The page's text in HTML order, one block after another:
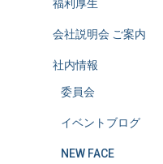
福利厚生
会社説明会 ご案内
社内情報
委員会
イベントブログ
NEW FACE